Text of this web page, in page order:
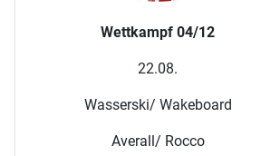
Wettkampf 04/12
22.08.
Wasserski/ Wakeboard
Averall/ Rocco